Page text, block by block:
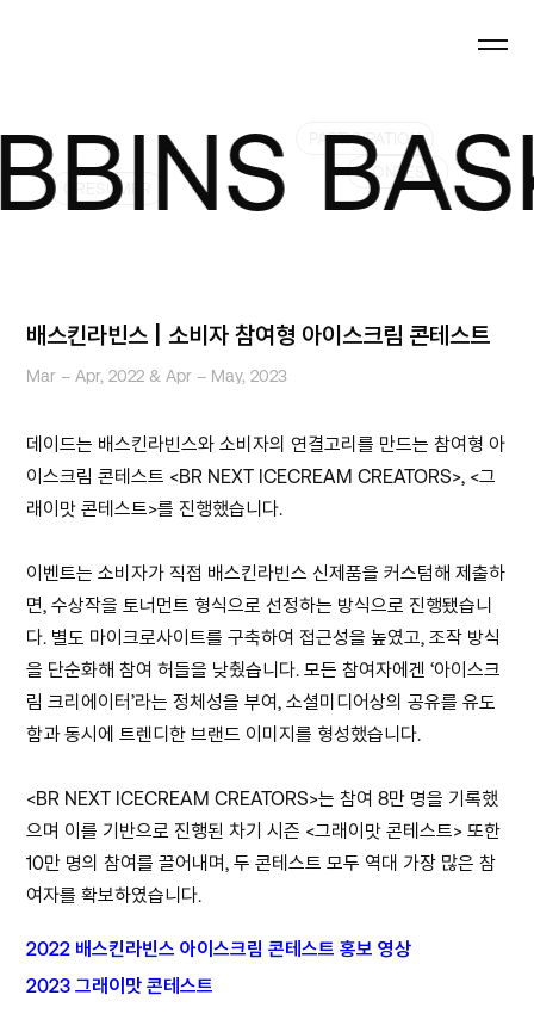
CRESUMER
CONTEST
PARTICIPATION
배스킨라빈스 | 소비자 참여형 아이스크림 콘테스트
Mar – Apr, 2022 & Apr – May, 2023
데이드는 배스킨라빈스와 소비자의 연결고리를 만드는 참여형 아
이스크림 콘테스트 <BR NEXT ICECREAM CREATORS>, <그
래이맛 콘테스트>를 진행했습니다.
이벤트는 소비자가 직접 배스킨라빈스 신제품을 커스텀해 제출하
면, 수상작을 토너먼트 형식으로 선정하는 방식으로 진행됐습니
다. 별도 마이크로사이트를 구축하여 접근성을 높였고, 조작 방식
을 단순화해 참여 허들을 낮췄습니다. 모든 참여자에겐 ‘아이스크
림 크리에이터’라는 정체성을 부여, 소셜미디어상의 공유를 유도
함과 동시에 트렌디한 브랜드 이미지를 형성했습니다.
<BR NEXT ICECREAM CREATORS>는 참여 8만 명을 기록했
으며 이를 기반으로 진행된 차기 시즌 <그래이맛 콘테스트> 또한
10만 명의 참여를 끌어내며, 두 콘테스트 모두 역대 가장 많은 참
여자를 확보하였습니다.
2022 배스킨라빈스 아이스크림 콘테스트 홍보 영상
2023 그래이맛 콘테스트